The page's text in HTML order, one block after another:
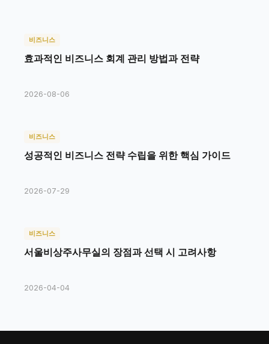
비즈니스
효과적인 비즈니스 회계 관리 방법과 전략
2026-08-06
비즈니스
성공적인 비즈니스 전략 수립을 위한 핵심 가이드
2026-07-29
비즈니스
서울비상주사무실의 장점과 선택 시 고려사항
2026-04-04